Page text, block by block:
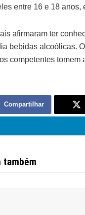
entre 16 e 18 anos,
afirmaram ter
bebidas alcoólicas.
competentes tomem
Compartilhar
também